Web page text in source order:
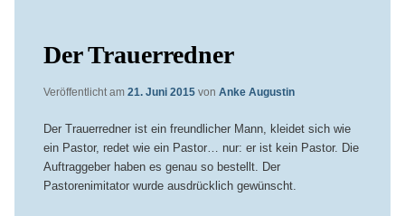
Der Trauerredner
Veröffentlicht am 21. Juni 2015 von Anke Augustin
Der Trauerredner ist ein freundlicher Mann, kleidet sich wie
ein Pastor, redet wie ein Pastor… nur: er ist kein Pastor. Die
Auftraggeber haben es genau so bestellt. Der
Pastorenimitator wurde ausdrücklich gewünscht.